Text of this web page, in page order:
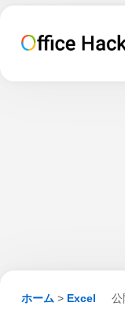
ホーム > Excel 公